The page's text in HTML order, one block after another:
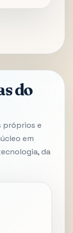
do
próprios e
em
da